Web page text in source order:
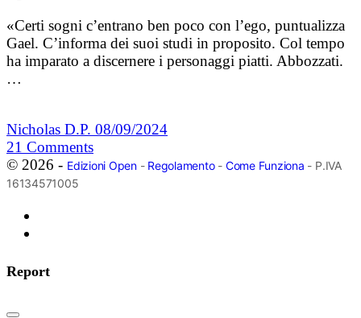
«Certi sogni c’entrano ben poco con l’ego, puntualizza
Gael. C’informa dei suoi studi in proposito. Col tempo
ha imparato a discernere i personaggi piatti. Abbozzati.
…
Nicholas D.P. 08/09/2024
21 Comments
© 2026 - Edizioni Open- Regolamento- Come Funziona - P.IVA
16134571005
Report